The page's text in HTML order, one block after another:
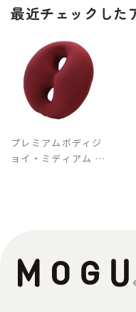
最近チェックした
プレミアムボディジ
ョイ・ミディアム 本